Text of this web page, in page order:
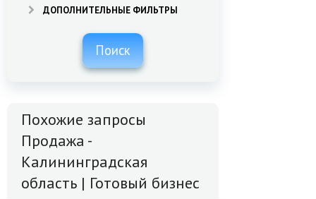
ДОПОЛНИТЕЛЬНЫЕ ФИЛЬТРЫ
Поиск
Похожие запросы
Продажа -
Калининградская
область | Готовый бизнес